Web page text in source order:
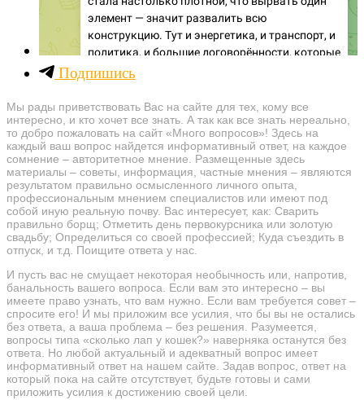
Подпишись
Мы рады приветствовать Вас на сайте для тех, кому все
интересно, и кто хочет все знать. А так как все знать нереально,
то добро пожаловать на сайт «Много вопросов»! Здесь на
каждый ваш вопрос найдется информативный ответ, на каждое
сомнение – авторитетное мнение. Размещенные здесь
материалы – советы, информация, частные мнения – являются
результатом правильно осмысленного личного опыта,
профессиональным мнением специалистов или имеют под
собой иную реальную почву. Вас интересует, как: Сварить
правильно борщ; Отметить день первокурсника или золотую
свадьбу; Определиться со своей профессией; Куда съездить в
отпуск, и т.д. Поищите ответа у нас.
И пусть вас не смущает некоторая необычность или, напротив,
банальность вашего вопроса. Если вам это интересно – вы
имеете право узнать, что вам нужно. Если вам требуется совет –
спросите его! И мы приложим все усилия, что бы вы не остались
без ответа, а ваша проблема – без решения. Разумеется,
вопросы типа «сколько лап у кошек?» наверняка останутся без
ответа. Но любой актуальный и адекватный вопрос имеет
информативный ответ на нашем сайте. Задав вопрос, ответ на
который пока на сайте отсутствует, будьте готовы и сами
приложить усилия к достижению своей цели.